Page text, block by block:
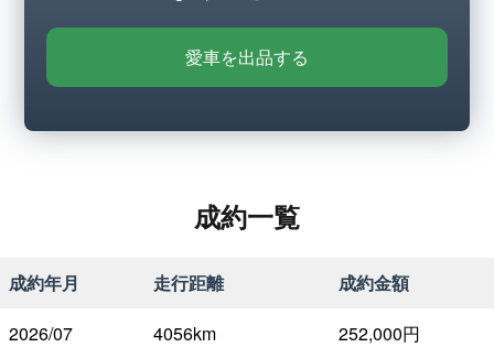
愛車を出品する
成約一覧
成約年月 走行距離
成約金額
2026/07
4056km
252,000円